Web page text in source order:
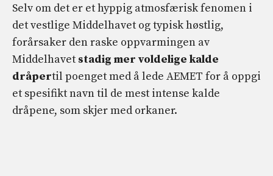
Selv om det er et hyppig atmosfærisk fenomen i
det vestlige Middelhavet og typisk høstlig,
forårsaker den raske oppvarmingen av
Middelhavet stadig mer voldelige kalde
dråpertil poenget med å lede AEMET for å oppgi
et spesifikt navn til de mest intense kalde
dråpene, som skjer med orkaner.